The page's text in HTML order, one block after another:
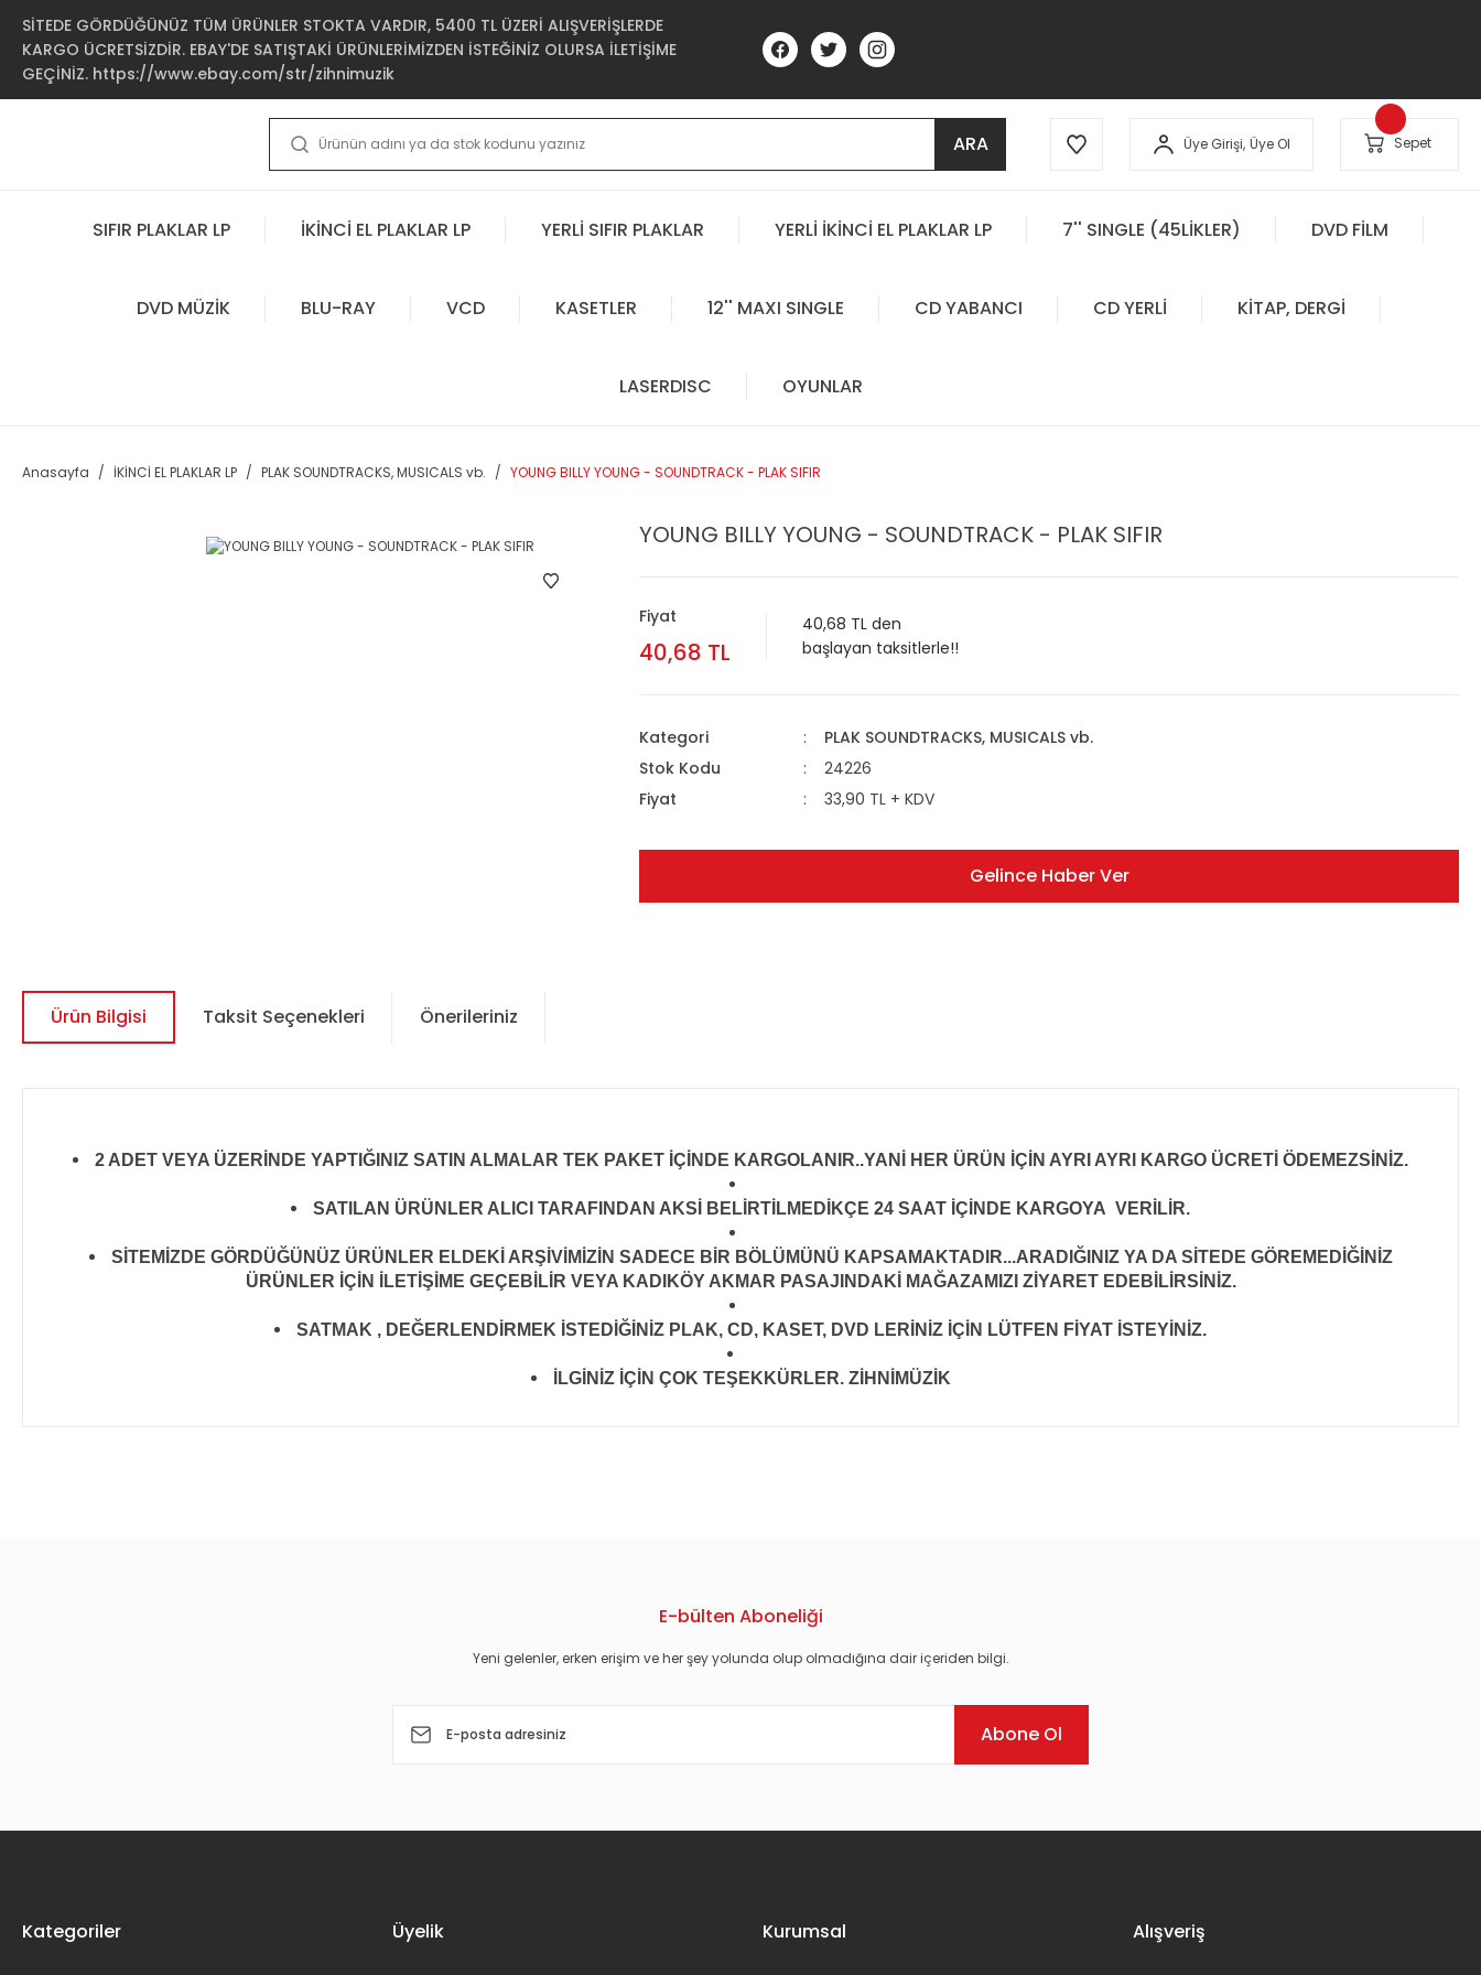
SİTEDE GÖRDÜĞÜNÜZ TÜM ÜRÜNLER STOKTA VARDIR, 5400 TL ÜZERİ ALIŞVERİŞLERDE
KARGO ÜCRETSİZDİR. EBAY'DE SATIŞTAKİ ÜRÜNLERİMİZDEN İSTEĞİNİZ OLURSA İLETİŞİME
GEÇİNİZ. https://www.ebay.com/str/zihnimuzik
ARA Üye Girişi, Üye Ol Sepet
SIFIR PLAKLAR LP İKİNCİ EL PLAKLAR LP YERLİ SIFIR PLAKLAR YERLİ İKİNCİ EL PLAKLAR LP 7'' SINGLE (45LİKLER) DVD FİLM
DVD MÜZİK BLU-RAY VCD KASETLER 12'' MAXI SINGLE CD YABANCI CD YERLİ KİTAP, DERGİ
LASERDISC OYUNLAR
Anasayfa İKİNCİ EL PLAKLAR LP PLAK SOUNDTRACKS, MUSICALS vb. YOUNG BILLY YOUNG - SOUNDTRACK - PLAK SIFIR
YOUNG BILLY YOUNG - SOUNDTRACK - PLAK SIFIR
Fiyat
40,68 TL
40,68 TL den
başlayan taksitlerle!!
Kategori
PLAK SOUNDTRACKS, MUSICALS vb.
Stok Kodu
24226
Fiyat
33,90 TL + KDV
Gelince Haber Ver
Ürün Bilgisi Taksit Seçenekleri Önerileriniz
2 ADET VEYA ÜZERİNDE YAPTIĞINIZ SATIN ALMALAR TEK PAKET İÇİNDE KARGOLANIR..YANİ HER ÜRÜN İÇİN AYRI AYRI KARGO ÜCRETİ ÖDEMEZSİNİZ.
SATILAN ÜRÜNLER ALICI TARAFINDAN AKSİ BELİRTİLMEDİKÇE 24 SAAT İÇİNDE KARGOYA VERİLİR.
SİTEMİZDE GÖRDÜĞÜNÜZ ÜRÜNLER ELDEKİ ARŞİVİMİZİN SADECE BİR BÖLÜMÜNÜ KAPSAMAKTADIR...ARADIĞINIZ YA DA SİTEDE GÖREMEDİĞİNİZ
ÜRÜNLER İÇİN İLETİŞİME GEÇEBİLİR VEYA KADIKÖY AKMAR PASAJINDAKİ MAĞAZAMIZI ZİYARET EDEBİLİRSİNİZ.
SATMAK , DEĞERLENDİRMEK İSTEDİĞİNİZ PLAK, CD, KASET, DVD LERİNİZ İÇİN LÜTFEN FİYAT İSTEYİNİZ.
İLGİNİZ İÇİN ÇOK TEŞEKKÜRLER. ZİHNİMÜZİK
E-bülten Aboneliği
Yeni gelenler, erken erişim ve her şey yolunda olup olmadığına dair içeriden bilgi.
Abone Ol
Kategoriler Üyelik Kurumsal Alışveriş